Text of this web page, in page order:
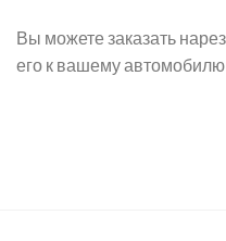
Вы можете заказать
его к вашему